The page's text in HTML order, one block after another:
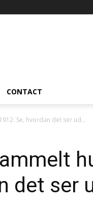
CONTACT
Se, hvordan det ser ud...
det ser